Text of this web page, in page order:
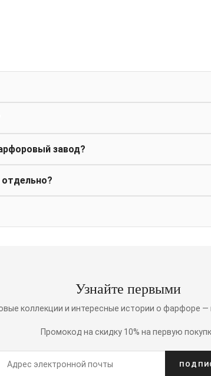
завод?
Узнайте первыми
коллекции и интересные истории о фарфоре
Промокод на скидку 10% на первую